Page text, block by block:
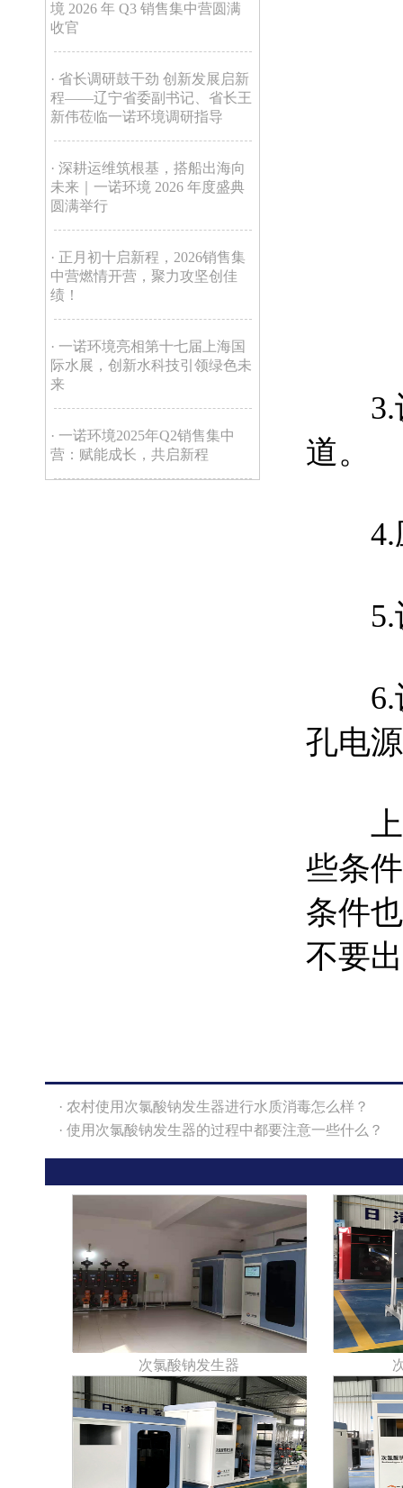
境 2026 年 Q3 销售集中营圆满
收官
· 省长调研鼓干劲 创新发展启新
程——辽宁省委副书记、省长王
新伟莅临一诺环境调研指导
· 深耕运维筑根基，搭船出海向
未来｜一诺环境 2026 年度盛典
圆满举行
· 正月初十启新程，2026销售集
中营燃情开营，聚力攻坚创佳
绩！
· 一诺环境亮相第十七届上海国
际水展，创新水科技引领绿色未
来
· 一诺环境2025年Q2销售集中
营：赋能成长，共启新程
3.设
道。
4.应
5.设
6.设
孔电
上面
些条
条件
不要
· 农村使用次氯酸钠发生器进行水质消毒怎么样？
· 使用次氯酸钠发生器的过程中都要注意一些什么？
次氯酸钠发生器